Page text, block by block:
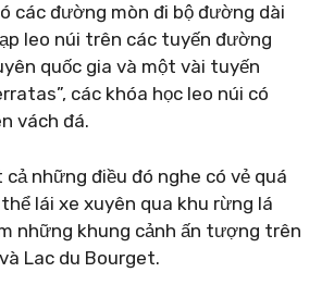
các đường mòn đi bộ đường dài
leo núi trên các tuyến đường
quốc gia và một vài tuyến
các khóa học leo núi có
vách đá.
những điều đó nghe có vẻ quá
lái xe xuyên qua khu rừng lá
những khung cảnh ấn tượng trên
Lac du Bourget.